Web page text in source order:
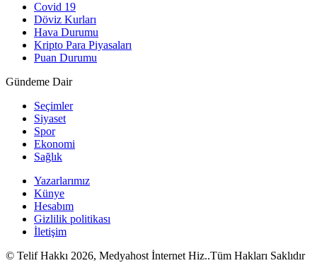
Covid 19
Döviz Kurları
Hava Durumu
Kripto Para Piyasaları
Puan Durumu
Gündeme Dair
Seçimler
Siyaset
Spor
Ekonomi
Sağlık
Yazarlarımız
Künye
Hesabım
Gizlilik politikası
İletişim
© Telif Hakkı 2026, Medyahost İnternet Hiz..Tüm Hakları Saklıdır